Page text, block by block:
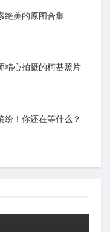
绝美的原图合集
精心拍摄的柯基照片
纷！你还在等什么？